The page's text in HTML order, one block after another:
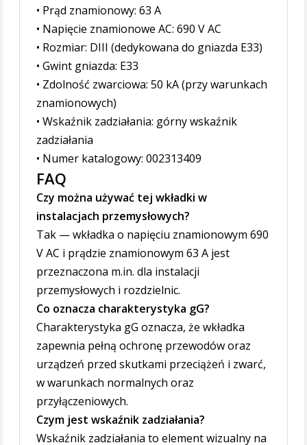
• Prąd znamionowy: 63 A
• Napięcie znamionowe AC: 690 V AC
• Rozmiar: DIII (dedykowana do gniazda E33)
• Gwint gniazda: E33
• Zdolność zwarciowa: 50 kA (przy warunkach
znamionowych)
• Wskaźnik zadziałania: górny wskaźnik
zadziałania
• Numer katalogowy: 002313409
FAQ
Czy można używać tej wkładki w
instalacjach przemysłowych?
Tak — wkładka o napięciu znamionowym 690
V AC i prądzie znamionowym 63 A jest
przeznaczona m.in. dla instalacji
przemysłowych i rozdzielnic.
Co oznacza charakterystyka gG?
Charakterystyka gG oznacza, że wkładka
zapewnia pełną ochronę przewodów oraz
urządzeń przed skutkami przeciążeń i zwarć,
w warunkach normalnych oraz
przyłączeniowych.
Czym jest wskaźnik zadziałania?
Wskaźnik zadziałania to element wizualny na